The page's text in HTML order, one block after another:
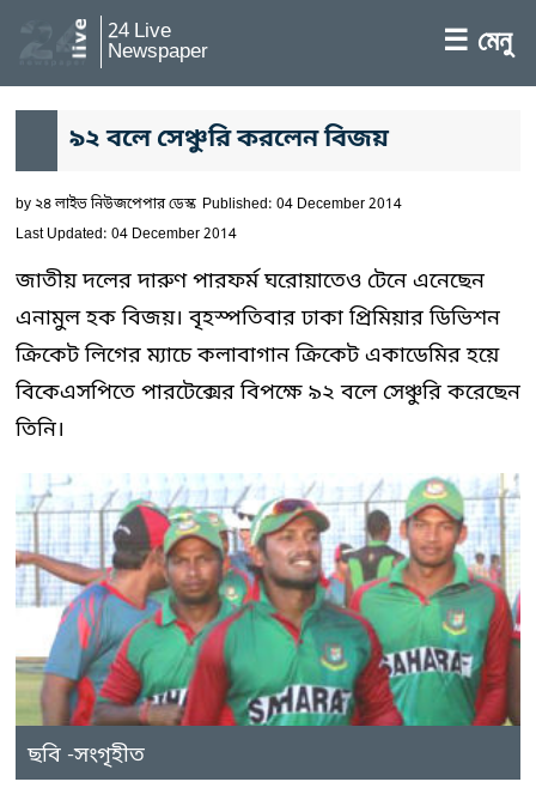
24 Live
Newspaper ☰ মেনু
৯২ বলে সেঞ্চুরি করলেন বিজয়
by২৪ লাইভ নিউজপেপার ডেস্ক Published: 04 December 2014
Last Updated: 04 December 2014
জাতীয় দলের দারুণ পারফর্ম ঘরোয়াতেও টেনে এনেছেন
এনামুল হক বিজয়। বৃহস্পতিবার ঢাকা প্রিমিয়ার ডিভিশন
ক্রিকেট লিগের ম্যাচে কলাবাগান ক্রিকেট একাডেমির হয়ে
বিকেএসপিতে পারটেক্সের বিপক্ষে ৯২ বলে সেঞ্চুরি করেছেন
তিনি।
ছবি -সংগৃহীত